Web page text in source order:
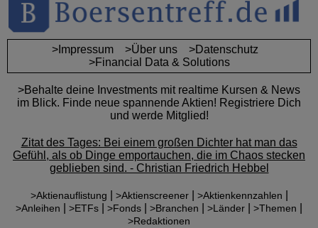
>Impressum >Über uns
>Datenschutz
>Financial Data & Solutions
>Behalte deine Investments mit realtime Kursen & News
im Blick. Finde neue spannende Aktien! Registriere Dich
und werde Mitglied!
Zitat des Tages: Bei einem großen Dichter hat man das
Gefühl, als ob Dinge emportauchen, die im Chaos stecken
geblieben sind. - Christian Friedrich Hebbel
>Aktienauflistung >Aktienscreener| >Aktienkennzahlen
>Anleihen >ETFs >Fonds >Branchen >Länder >Themen
>Redaktionen